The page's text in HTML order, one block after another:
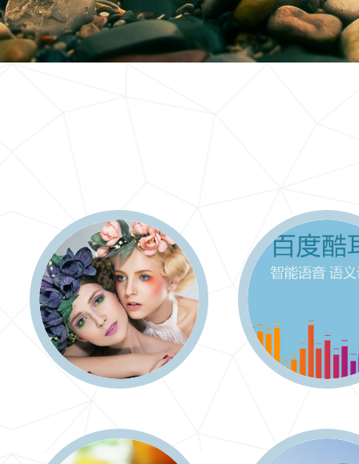
信息爆炸时代，信息传递是否做到更新、更全、更
快